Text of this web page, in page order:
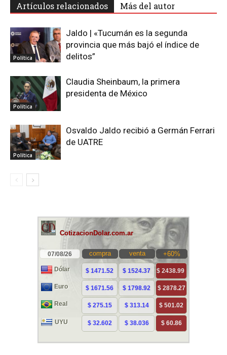
Artículos relacionados Más del autor
Política
Jaldo | «Tucumán es la segunda
provincia que más bajó el índice de
delitos”
Política
Claudia Sheinbaum, la primera
presidenta de México
Política
Osvaldo Jaldo recibió a Germán Ferrari
de UATRE